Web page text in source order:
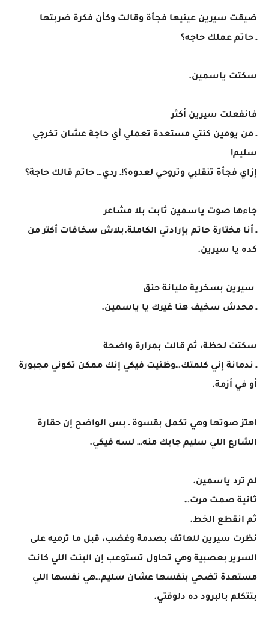
ضيقت سيرين عينيها فجأة وقالت وكأن فكرة ضربتها
ـ حاتم عملك حاجه؟
سكتت ياسمين.
فانفعلت سيرين أكثر
ـ من يومين كنتي مستعدة تعملي أي حاجة عشان تخرجي
سليم!
إزاي فجأة تنقلبي وتروحي لعدوه؟!ـ ردي… حاتم قالك حاجة؟
جاءها صوت ياسمين ثابت بلا مشاعر
ـ أنا مختارة حاتم بإرادتي الكاملة.بلاش سخافات أكتر من
كده يا سيرين.
سيرين بسخرية مليانة حنق
ـ محدش سخيف هنا غيرك يا ياسمين.
سكتت لحظة، ثم قالت بمرارة واضحة
ـ ندمانة إني كلمتك…وظنيت فيكي إنك ممكن تكوني مجبورة
أو في أزمة.
اهتز صوتها وهي تكمل بقسوة ـ بس الواضح إن حقارة
الشارع اللي سليم جابك منه… لسه فيكي.
لم ترد ياسمين.
ثانية صمت مرت…
ثم انقطع الخط.
نظرت سيرين للهاتف بصدمة وغضب، قبل ما ترميه على
السرير بعصبية وهي تحاول تستوعب إن البنت اللي كانت
مستعدة تضحي بنفسها عشان سليم…هي نفسها اللي
بتتكلم بالبرود ده دلوقتي.